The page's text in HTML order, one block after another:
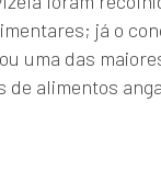
já o
uma das
de alimentos